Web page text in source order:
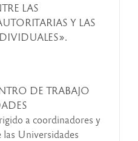
LAS
Y LAS
DE TRABAJO
a coordinadores y
las Universidades